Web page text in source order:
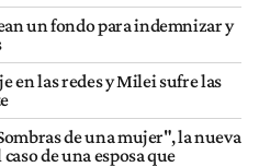
un fondo para indemnizar y
en las redes y Milei sufre las
de una mujer", la nueva
de una esposa que